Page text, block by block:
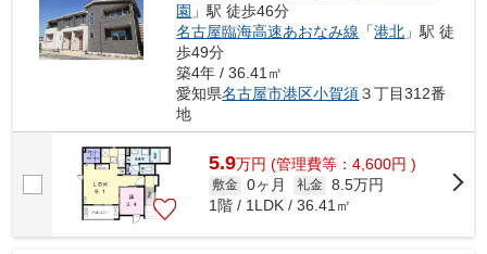
園 」駅 徒歩46分
名古屋臨海高速あおなみ線 「港北 」駅 徒
歩49分
築4年 / 36.41㎡
愛知県名古屋市港区小賀須３丁目312番
地
5.9万円 (管理費等：4,600円 )
敷金 0ヶ月 礼金 8.5万円
1階 / 1LDK / 36.41㎡